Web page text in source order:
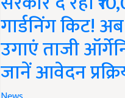
गार्डनिंग किट!
उगाएं ताजी
जानें आवेदन